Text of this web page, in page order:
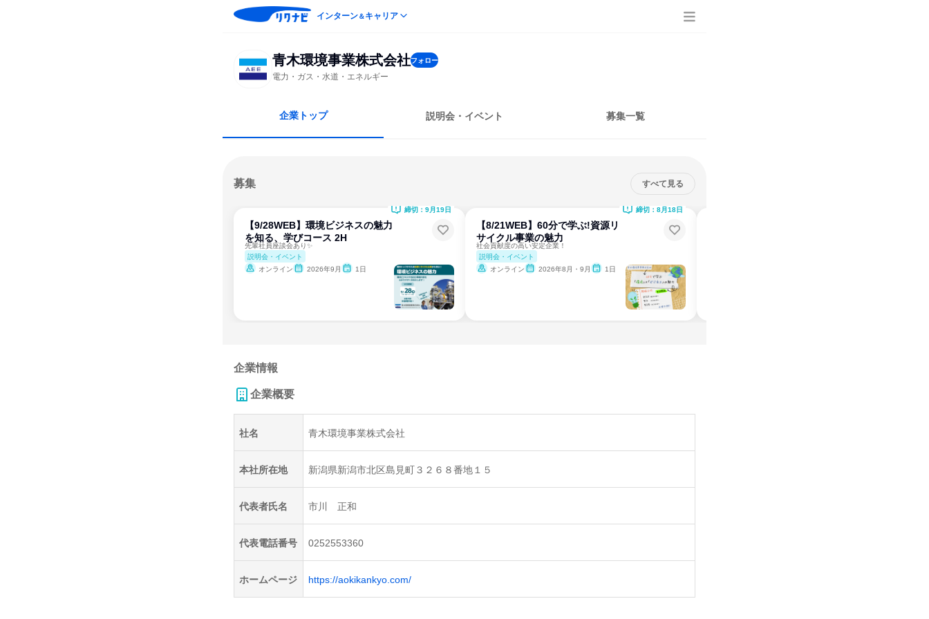
インターン＆キャリア
青木環境事業株式会社フォロー
電力・ガス・水道・エネルギー
企業トップ 説明会・イベント 募集一覧
募集 すべて見る
【9/28WEB】環境ビジネスの魅力
を知る、学びコース 2H
先輩社員座談会あり✨
説明会・イベント
オンライン
2026年9月 1日
締切：9月19日
【8/21WEB】60分で学ぶ!資源リ
サイクル事業の魅力
社会貢献度の高い安定企業！
説明会・イベント
オンライン
2026年8月・9月 1日
締切：8月18日
企業情報
企業概要
社名 青木環境事業株式会社
本社所在地 新潟県新潟市北区島見町３２６８番地１５
代表者氏名 市川 正和
代表電話番号 0252553360
ホームページ https://aokikankyo.com/